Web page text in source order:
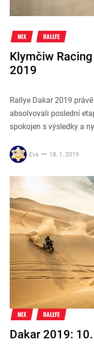
MIX RALLYE
Klymčiw
2019
Rallye Dakar 2019
absolvovali poslední
spokojen s výsledky a
Eva 18. 1. 2019
MIX RALLYE
Dakar 2019: